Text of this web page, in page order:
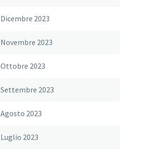
Dicembre 2023
Novembre 2023
Ottobre 2023
Settembre 2023
Agosto 2023
Luglio 2023